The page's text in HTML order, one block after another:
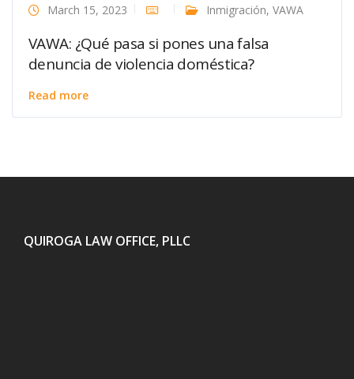
March 15, 2023 Inmigración, VAWA
VAWA: ¿Qué pasa si pones una falsa
denuncia de violencia doméstica?
Read more
QUIROGA LAW OFFICE, PLLC